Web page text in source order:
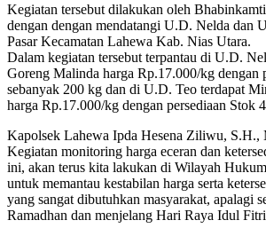
Kegiatan tersebut dilakukan oleh
dengan dengan mendatangi U.D. Nelda dan
Pasar Kecamatan Lahewa Kab. Nias Utara.
Dalam kegiatan tersebut terpantau di U.D.
Goreng Malinda harga Rp.17.000/kg dengan
sebanyak 200 kg dan di U.D. Teo terdapat
harga Rp.17.000/kg dengan persediaan Stok
Kapolsek Lahewa Ipda Hesena Ziliwu, S.H.,
Kegiatan monitoring harga eceran dan
ini, akan terus kita lakukan di Wilayah
untuk memantau kestabilan harga serta
yang sangat dibutuhkan masyarakat, apalagi
Ramadhan dan menjelang Hari Raya Idul